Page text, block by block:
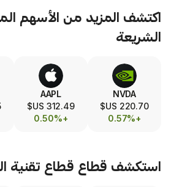
من الأسهم المتوافقة مع
AAPL
312.49 US$
+0.50%
AVGO
421.35 US$
+0.77%
قطاع تقنية المعلومات